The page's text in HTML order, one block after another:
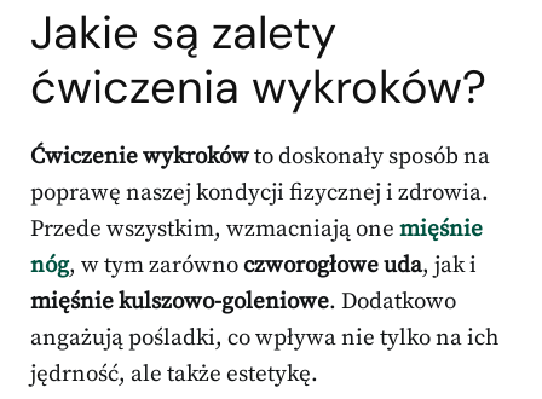
Jakie są zalety
ćwiczenia wykroków?
Ćwiczenie wykrokówto doskonały sposób na
poprawę naszej kondycji fizycznej i zdrowia.
Przede wszystkim, wzmacniają one mięśnie
nóg, w tym zarównoczworogłowe uda, jak i
mięśnie kulszowo-goleniowe. Dodatkowo
angażują pośladki, co wpływa nie tylko na ich
jędrność, ale także estetykę.